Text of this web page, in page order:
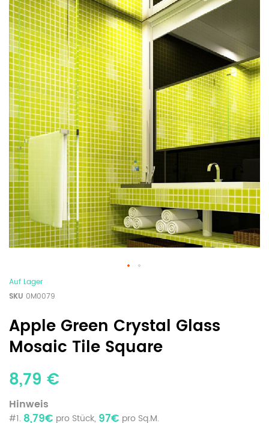
Auf Lager
SKU 0M0079
Apple Green Crystal Glass
Mosaic Tile Square
8,79 €
Hinweis
#1. 8,79€ pro Stück, 97€ pro Sq.M.